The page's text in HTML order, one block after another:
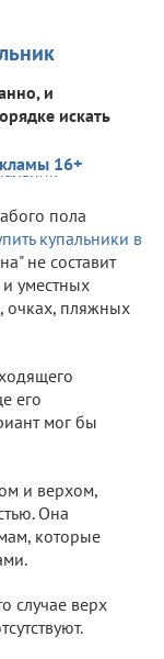
и
искать
16+
пола
купальники в
не составит
уместных
очках, пляжных
его
мог бы
и верхом,
Она
которые
случае верх